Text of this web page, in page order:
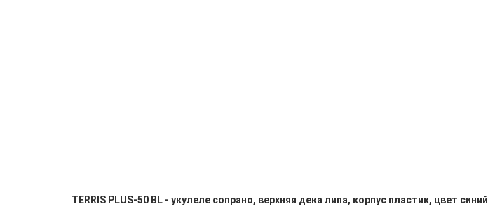
TERRIS PLUS-50 BL - укулеле сопрано, верхняя дека липа, корпус пластик, цвет синий